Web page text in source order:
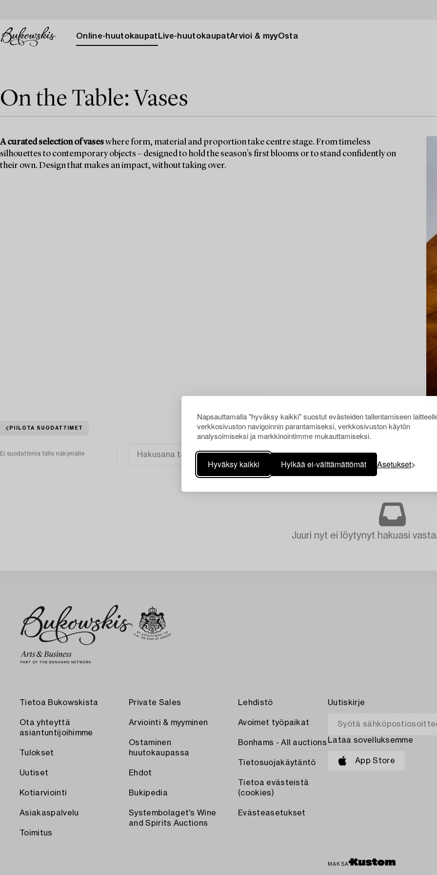
Napsauttamalla "hyväksy kaikki" suostut evästeiden tallentamiseen
verkkosivuston navigoinnin parantamiseksi, verkkosivuston käytön
analysoimiseksi ja markkinointimme mukauttamiseksi.
Hyväksy kaikki Hylkää ei-välttämättömät Asetukset
Online-huutokaupat Live-huutokaupatArvioi & myyOsta
On the Table: Vases
A curated selection of vaseswhere form, material and proportion take centre stage. From timeless
silhouettes to contemporary objects – designed to hold the season’s first blooms or to stand confidently on
their own. Design that makes an impact, without taking over.
PIILOTA SUODATTIMET
Ei suodattimia tälle näkymälle
Juuri nyt ei löytynyt hakuasi
Tietoa Bukowskista
Ota yhteyttä
asiantuntijoihimme
Tulokset
Uutiset
Kotiarviointi
Asiakaspalvelu
Toimitus
Private Sales
Arviointi & myyminen
Ostaminen
huutokaupassa
Ehdot
Bukipedia
Systembolaget's Wine
and Spirits Auctions
Lehdistö
Avoimet työpaikat
Bonhams - All auctions
Tietosuojakäytäntö
Tietoa evästeistä
(cookies)
Evästeasetukset
Uutiskirje
Lataa sovelluksemme
App Store
MAKSA